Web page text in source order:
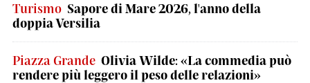
Turismo Sapore di Mare 2026, l'anno della
doppia Versilia
Piazza Grande Olivia Wilde: «La commedia può
rendere più leggero il peso delle relazioni»